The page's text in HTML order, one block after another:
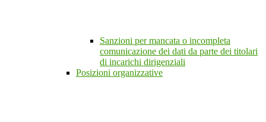
Sanzioni per mancata o incompleta
comunicazione dei dati da parte dei titolari
di incarichi dirigenziali
Posizioni organizzative